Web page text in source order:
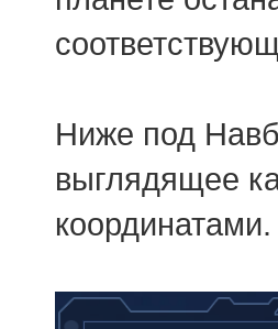
Ниже под
выглядящее
координатами.